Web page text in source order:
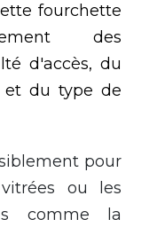
fourchette
des
d'accès, du
et du type de
pour
ou les
comme la